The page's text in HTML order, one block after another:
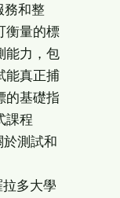
務和整
衡量的標
能力，包
能真正捕
的基礎指
課程
測試和
拉多大學